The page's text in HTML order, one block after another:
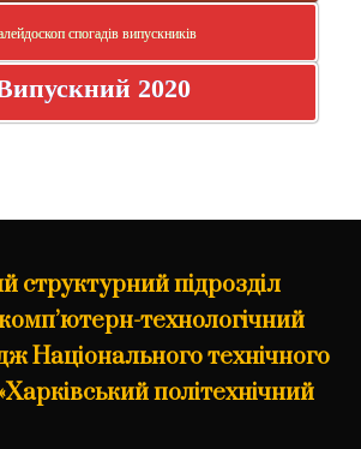
спогадів випускників
2020
структурний підрозділ
технологічний
Національного технічного
політехнічний